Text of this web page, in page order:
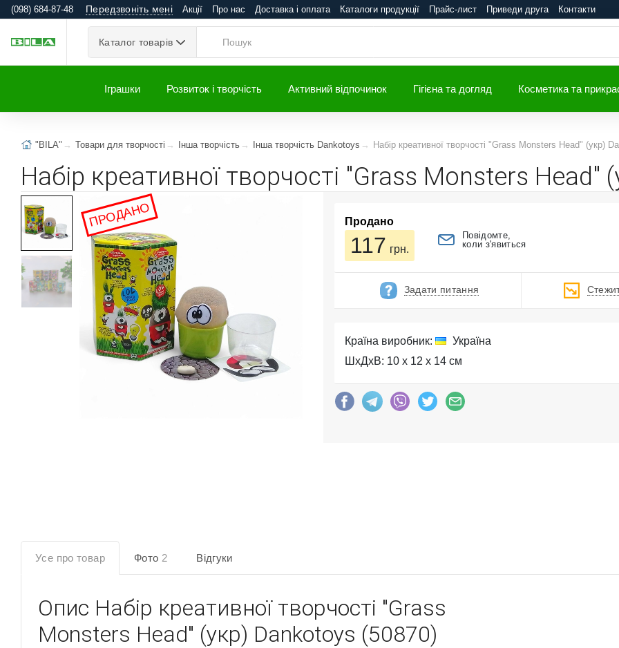
(098) 684-87-48 Передзвоніть мені Акції Про нас Доставка і оплата Каталоги продукції Прайс-лист Приведи друга Контакти
Каталог товарів
Іграшки Розвиток і творчість Активний відпочинок Гігієна та догляд Косметика та
"BILA" Товари для творчості Інша творчість Інша творчість Dankotoys Набір креативної творчості "Grass Monsters Head" (укр)
Набір креативної творчості "Grass Monsters Head"
ПРОДАНО Продано
117 грн.
Повідомте,
коли з'явиться
Задати питання
Країна виробник:
Україна
ШхДхВ: 10 x 12 x 14 см
Усе про товар Фото 2 Відгуки
Опис Набір креативної творчості "Grass
Monsters Head" (укр) Dankotoys (50870)